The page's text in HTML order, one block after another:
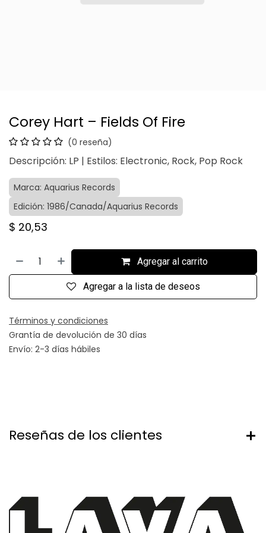
Corey Hart – Fields Of Fire
(0 reseña)
Descripción: LP | Estilos: Electronic, Rock, Pop Rock
Marca: Aquarius Records
Edición: 1986/Canada/Aquarius Records
$ 20,53
Agregar al carrito
Agregar a la lista de deseos
Términos y condiciones
Grantía de devolución de 30 días
Envío: 2-3 días hábiles
Reseñas de los clientes